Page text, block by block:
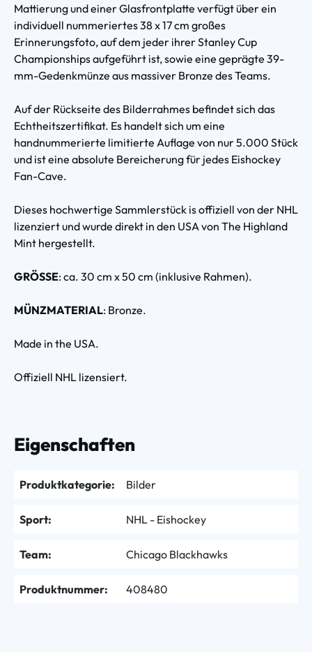
Mattierung und einer Glasfrontplatte verfügt über ein
individuell nummeriertes 38 x 17 cm großes
Erinnerungsfoto, auf dem jeder ihrer Stanley Cup
Championships aufgeführt ist, sowie eine geprägte 39-
mm-Gedenkmünze aus massiver Bronze des Teams.
Auf der Rückseite des Bilderrahmes befindet sich das
Echtheitszertifikat. Es handelt sich um eine
handnummerierte limitierte Auflage von nur 5.000 Stück
und ist eine absolute Bereicherung für jedes Eishockey
Fan-Cave.
Dieses hochwertige Sammlerstück is offiziell von der NHL
lizenziert und wurde direkt in den USA von The Highland
Mint hergestellt.
GRÖSSE: ca. 30 cm x 50 cm (inklusive Rahmen).
MÜNZMATERIAL: Bronze.
Made in the USA.
Offiziell NHL lizensiert.
Eigenschaften
Produktkategorie: Bilder
Sport: NHL - Eishockey
Team: Chicago Blackhawks
Produktnummer: 408480